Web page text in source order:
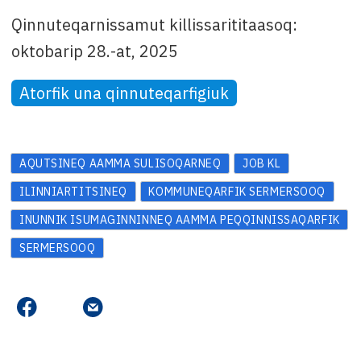
Qinnuteqarnissamut killissarititaasoq:
oktobarip 28.-at, 2025
Atorfik una qinnuteqarfigiuk
AQUTSINEQ AAMMA SULISOQARNEQ
JOB KL
ILINNIARTITSINEQ
KOMMUNEQARFIK SERMERSOOQ
INUNNIK ISUMAGINNINNEQ AAMMA PEQQINNISSAQARFIK
SERMERSOOQ